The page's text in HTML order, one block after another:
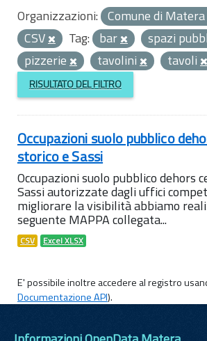
Organizzazioni: Comune di Matera
CSV
Tag: bar
spazi
pizzerie
tavolini tavoli
RISULTATO DEL FILTRO
Occupazioni suolo pubblico
storico e Sassi
Occupazioni suolo pubblico dehors
Sassi autorizzate dagli uffici
migliorare la visibilità abbiamo
seguente MAPPA collegata...
CSV Excel XLSX
E' possibile inoltre accedere al registro
Documentazione API).